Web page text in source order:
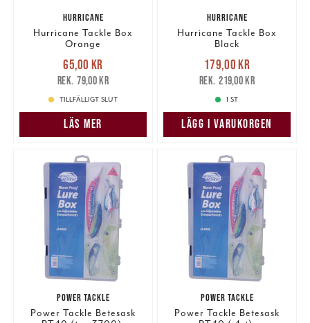
HURRICANE
Hurricane Tackle Box
Orange
Nuvarande pris
65,00 krTidigare pris
79,00 kr
65,00 kr
79,00 kr
TILLFÄLLIGT SLUT
LÄS MER
HURRICANE
Hurricane Tackle Box
Black
Nuvarande pris
179,00 krTidigare pris
219,00 kr
179,00 kr
219,00 kr
1 ST
LÄGG I VARUKORGEN
POWER TACKLE
Power Tackle Betesask
POWER TACKLE
Power Tackle Betesask